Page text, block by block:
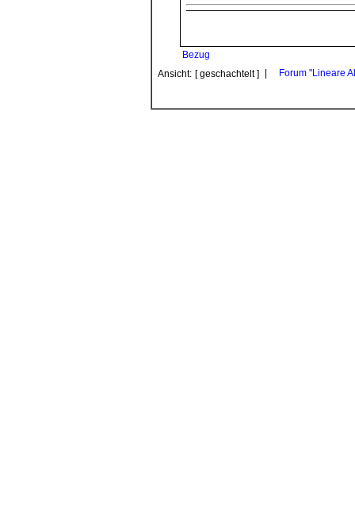
Bezug
Ansicht: [ geschachtelt ] Forum "Lineare